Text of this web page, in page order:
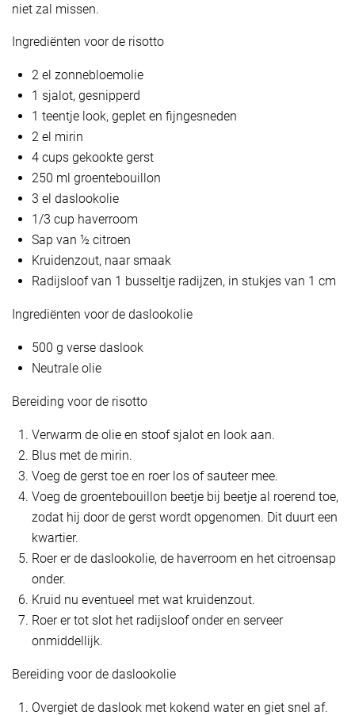
niet zal missen.
Ingrediënten voor de risotto
2 el zonnebloemolie
1 sjalot, gesnipperd
1 teentje look, geplet en fijngesneden
2 el mirin
4 cups gekookte gerst
250 ml groentebouillon
3 el daslookolie
1/3 cup haverroom
Sap van ½ citroen
Kruidenzout, naar smaak
Radijsloof van 1 busseltje radijzen, in stukjes van 1 cm
Ingrediënten voor de daslookolie
500 g verse daslook
Neutrale olie
Bereiding voor de risotto
Verwarm de olie en stoof sjalot en look aan.
Blus met de mirin.
Voeg de gerst toe en roer los of sauteer mee.
Voeg de groentebouillon beetje bij beetje al roerend toe,
zodat hij door de gerst wordt opgenomen. Dit duurt een
kwartier.
Roer er de daslookolie, de haverroom en het citroensap
onder.
Kruid nu eventueel met wat kruidenzout.
Roer er tot slot het radijsloof onder en serveer
onmiddellijk.
Bereiding voor de daslookolie
Overgiet de daslook met kokend water en giet snel af.